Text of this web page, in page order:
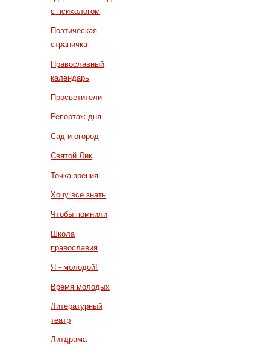
с психологом
Поэтическая
страничка
Православный
календарь
Просветители
Репортаж дня
Сад и огород
Святой Лик
Точка зрения
Хочу все знать
Чтобы помнили
Школа
православия
Я - молодой!
Время молодых
Литературный
театр
Литдрама